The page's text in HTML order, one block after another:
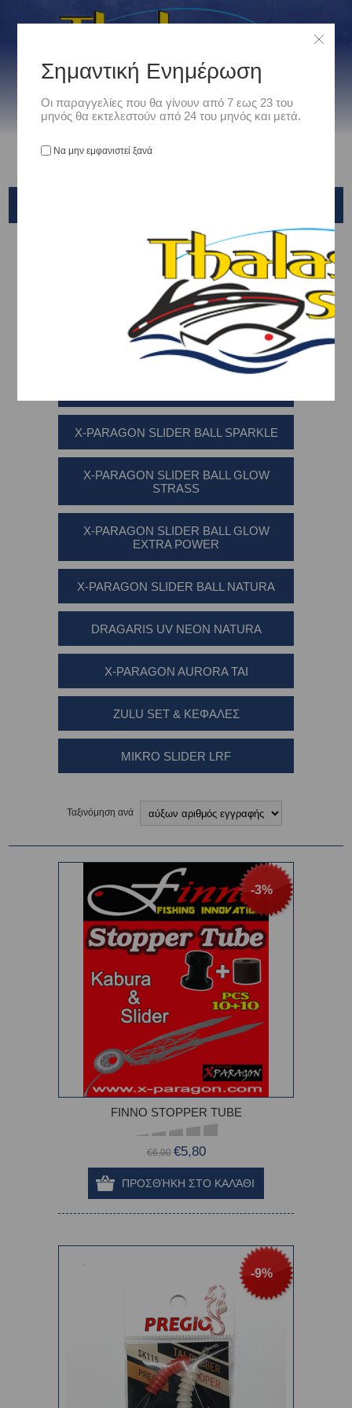
Είδη Αλιείας /
ΤΕΧΝΗΤΑ ΔΟΛΩΜΑΤΑ - ΤΣΑΠΑΡΙ - ΚΑΛΑΜΑΡΙΕΡΕΣ /
SLIDER - TAI RUBBER - KABURA / X-PARAGON
SQUID GAME SLIDER
X-PARAGON SLIDER BALL SPARKLE
X-PARAGON SLIDER BALL GLOW
STRASS
X-PARAGON SLIDER BALL GLOW
EXTRA POWER
X-PARAGON SLIDER BALL NATURA
DRAGARIS UV NEON NATURA
X-PARAGON AURORA TAI
ZULU SET & ΚΕΦΑΛΕΣ
MIKRO SLIDER LRF
Ταξινόμηση ανά
-3%
FINNO STOPPER TUBE
€6,00 €5,80
-9%
Σημαντική Ενημέρωση
Οι παραγγελίες που θα γίνουν από 7 εως 23 του
μηνός θα εκτελεστούν από 24 του μηνός και μετά.
Να μην εμφανιστεί ξανά